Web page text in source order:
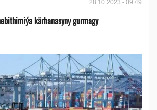
28.10.2023 - 09:49
kärhanasyny gurmagy